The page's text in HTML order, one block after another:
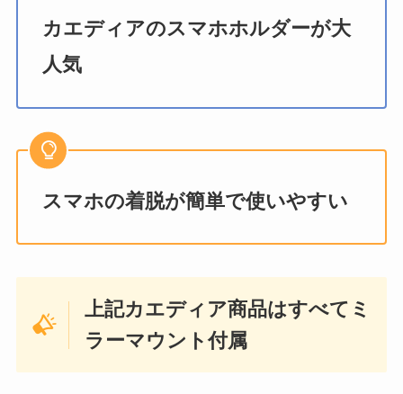
カエディアのスマホホルダーが大
人気
スマホの着脱が簡単で使いやすい
上記カエディア商品はすべてミ
ラーマウント付属